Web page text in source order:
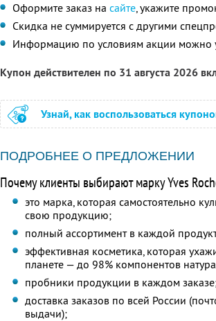
Оформите заказ на сайте, укажите
Скидка не суммируется с другими
Информацию по условиям акции можно
Купон действителен по 31 августа 2026
Узнай, как воспользоваться
ПОДРОБНЕЕ О ПРЕДЛОЖЕНИИ
Почему клиенты выбирают марку Yves
это марка, которая самостоятельно
свою продукцию;
полный ассортимент в каждой
эффективная косметика, которая
планете — до 98% компонентов
пробники продукции в каждом
доставка заказов по всей России
выдачи);